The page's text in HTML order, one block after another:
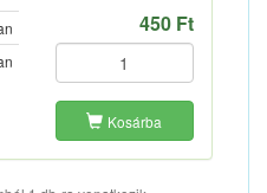
450 Ft
Kosárba